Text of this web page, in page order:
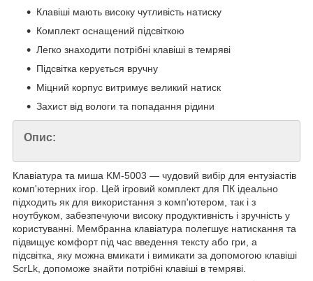
Клавіші мають високу чутливість натиску
Комплект оснащений підсвіткою
Легко знаходити потрібні клавіші в темряві
Підсвітка керується вручну
Міцний корпус витримує великий натиск
Захист від вологи та попадання рідини
Опис:
Клавіатура та миша KM-5003 — чудовий вибір для ентузіастів
комп'ютерних ігор. Цей ігровий комплект для ПК ідеально
підходить як для використання з комп'ютером, так і з
ноутбуком, забезпечуючи високу продуктивність і зручність у
користуванні. Мембранна клавіатура полегшує натискання та
підвищує комфорт під час введення тексту або гри, а
підсвітка, яку можна вмикати і вимикати за допомогою клавіші
ScrLk, допоможе знайти потрібні клавіші в темряві.